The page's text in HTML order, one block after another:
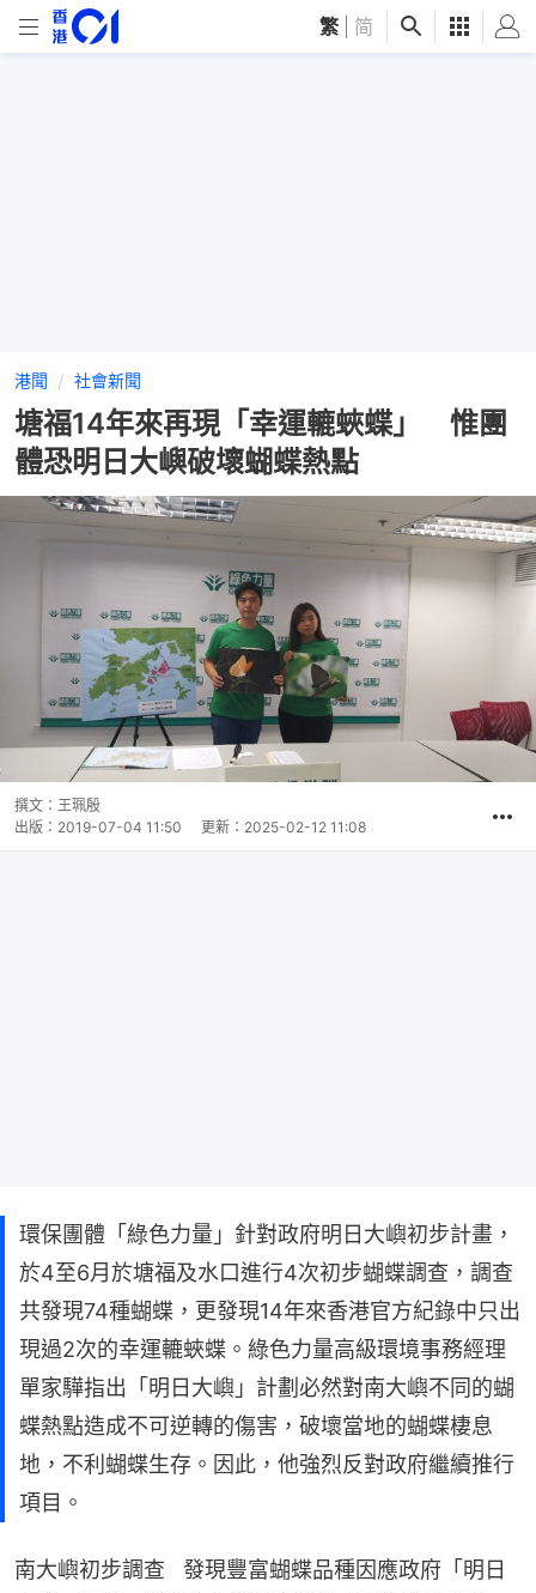
繁 简
港聞 社會新聞
塘福14年來再現「幸運轆蛺蝶」 惟團
體恐明日大嶼破壞蝴蝶熱點
撰文： 王珮殷
出版： 2019-07-04 11:50 更新： 2025-02-12 11:08
環保團體「綠色力量」針對政府明日大嶼初步計畫，
於4至6月於塘福及水口進行4次初步蝴蝶調查，調查
共發現74種蝴蝶，更發現14年來香港官方紀錄中只出
現過2次的幸運轆蛺蝶。綠色力量高級環境事務經理
單家驊指出「明日大嶼」計劃必然對南大嶼不同的蝴
蝶熱點造成不可逆轉的傷害，破壞當地的蝴蝶棲息
地，不利蝴蝶生存。因此，他強烈反對政府繼續推行
項目。
南大嶼初步調查   發現豐富蝴蝶品種因應政府「明日